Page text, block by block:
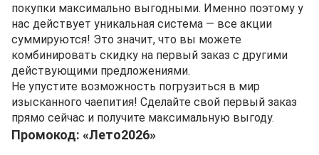
покупки максимально выгодными. Именно поэтому у
нас действует уникальная система — все акции
суммируются! Это значит, что вы можете
комбинировать скидку на первый заказ с другими
действующими предложениями.
Не упустите возможность погрузиться в мир
изысканного чаепития! Сделайте свой первый заказ
прямо сейчас и получите максимальную выгоду.
Промокод: «Лето2026»